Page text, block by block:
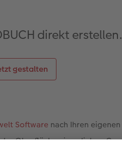
direkt erstellen.
gestalten
Software nach Ihren
Oberfläche einen lieben